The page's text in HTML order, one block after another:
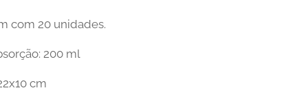
com 20 unidades.
200 ml
cm